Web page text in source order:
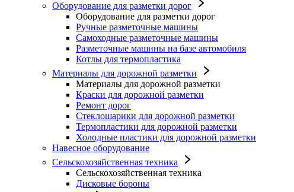
Оборудование для разметки дорог
Оборудование для разметки дорог
Ручные разметочные машины
Самоходные разметочные машины
Разметочные машины на базе автомобиля
Котлы для термопластика
Материалы для дорожной разметки
Материалы для дорожной разметки
Краски для дорожной разметки
Ремонт дорог
Стеклошарики для дорожной разметки
Термопластики для дорожной разметки
Холодные пластики для дорожной разметки
Навесное оборудование
Сельскохозяйственная техника
Сельскохозяйственная техника
Дисковые бороны